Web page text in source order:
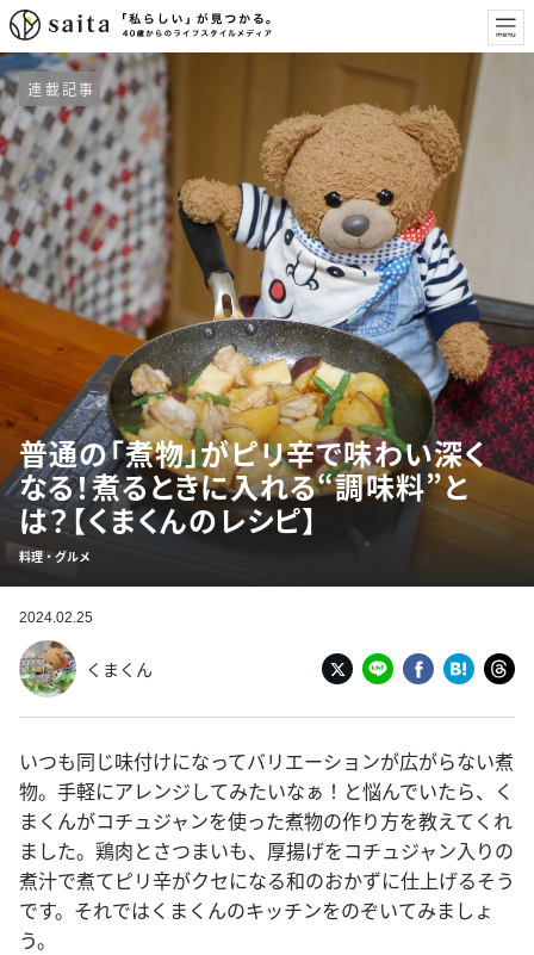
連載記事
普通の「煮物」がピリ辛で味わい深く
なる！煮るときに入れる“調味料”と
は？【くまくんのレシピ】
料理・グルメ
2024.02.25
くまくん
いつも同じ味付けになってバリエーションが広がらない煮
物。手軽にアレンジしてみたいなぁ！と悩んでいたら、く
まくんがコチュジャンを使った煮物の作り方を教えてくれ
ました。鶏肉とさつまいも、厚揚げをコチュジャン入りの
煮汁で煮てピリ辛がクセになる和のおかずに仕上げるそう
です。それではくまくんのキッチンをのぞいてみましょ
う。